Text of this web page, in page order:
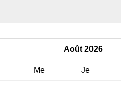
Août 2026
Me Je